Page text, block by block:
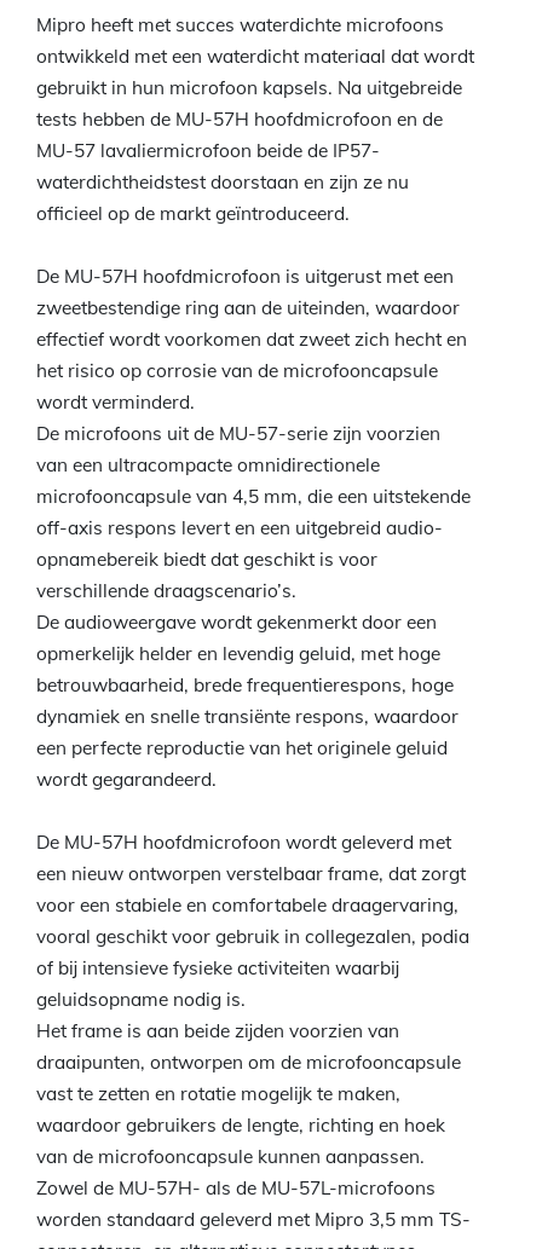
Mipro heeft met succes waterdichte microfoons
ontwikkeld met een waterdicht materiaal dat wordt
gebruikt in hun microfoon kapsels. Na uitgebreide
tests hebben de MU-57H hoofdmicrofoon en de
MU-57 lavaliermicrofoon beide de IP57-
waterdichtheidstest doorstaan en zijn ze nu
officieel op de markt geïntroduceerd.
De MU-57H hoofdmicrofoon is uitgerust met een
zweetbestendige ring aan de uiteinden, waardoor
effectief wordt voorkomen dat zweet zich hecht en
het risico op corrosie van de microfooncapsule
wordt verminderd.
De microfoons uit de MU-57-serie zijn voorzien
van een ultracompacte omnidirectionele
microfooncapsule van 4,5 mm, die een uitstekende
off-axis respons levert en een uitgebreid audio-
opnamebereik biedt dat geschikt is voor
verschillende draagscenario’s.
De audioweergave wordt gekenmerkt door een
opmerkelijk helder en levendig geluid, met hoge
betrouwbaarheid, brede frequentierespons, hoge
dynamiek en snelle transiënte respons, waardoor
een perfecte reproductie van het originele geluid
wordt gegarandeerd.
De MU-57H hoofdmicrofoon wordt geleverd met
een nieuw ontworpen verstelbaar frame, dat zorgt
voor een stabiele en comfortabele draagervaring,
vooral geschikt voor gebruik in collegezalen, podia
of bij intensieve fysieke activiteiten waarbij
geluidsopname nodig is.
Het frame is aan beide zijden voorzien van
draaipunten, ontworpen om de microfooncapsule
vast te zetten en rotatie mogelijk te maken,
waardoor gebruikers de lengte, richting en hoek
van de microfooncapsule kunnen aanpassen.
Zowel de MU-57H- als de MU-57L-microfoons
worden standaard geleverd met Mipro 3,5 mm TS-